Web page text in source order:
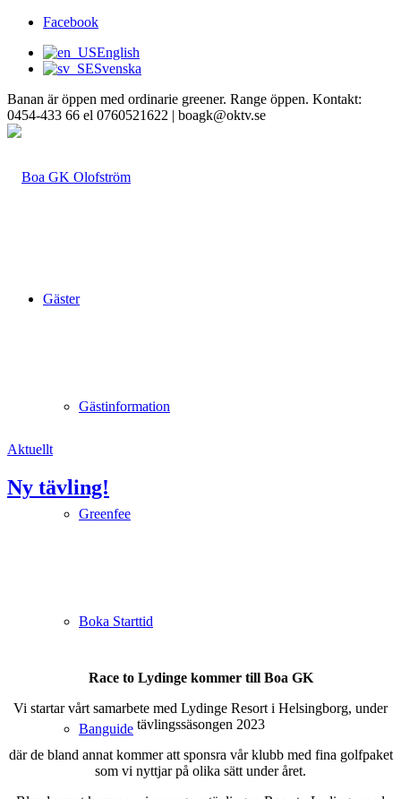
Facebook
English
Svenska
Banan är öppen med ordinarie greener. Range öppen. Kontakt:
0454-433 66 el 0760521622 | boagk@oktv.se
Gäster
Gästinformation
Greenfee
Boka Starttid
Banguide
Aktuellt
Ny tävling!
Race to Lydinge kommer till Boa GK
Vi startar vårt samarbete med Lydinge Resort i Helsingborg, under
tävlingssäsongen 2023
där de bland annat kommer att sponsra vår klubb med fina golfpaket
som vi nyttjar på olika sätt under året.